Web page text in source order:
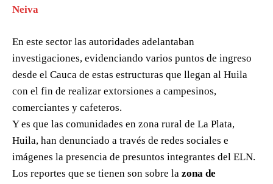
Neiva
En este sector las autoridades adelantaban
investigaciones, evidenciando varios puntos de ingreso
desde el Cauca de estas estructuras que llegan al Huila
con el fin de realizar extorsiones a campesinos,
comerciantes y cafeteros.
Y es que las comunidades en zona rural de La Plata,
Huila, han denunciado a través de redes sociales e
imágenes la presencia de presuntos integrantes del ELN.
Los reportes que se tienen son sobre la zona de